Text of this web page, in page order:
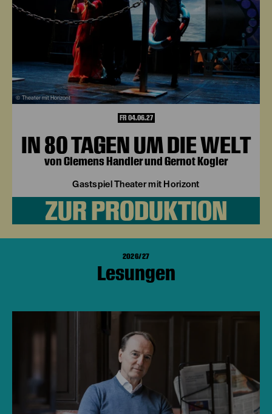
© Theater mit Horizont
FR 04.06.27
IN 80 TAGEN UM DIE WELT
von Clemens Handler und Gernot Kogler
Gastspiel Theater mit Horizont
ZUR PRODUKTION
2026/27
Lesungen